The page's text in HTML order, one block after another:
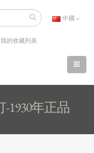
中國
我的收藏列表
1930年正品